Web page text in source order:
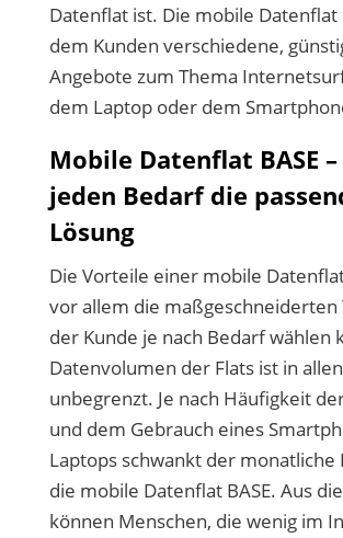
Datenflat ist. Die mobile Datenflat
dem Kunden verschiedene,
Angebote zum Thema
dem Laptop oder dem
Mobile Datenflat BASE
jeden Bedarf die
Lösung
Die Vorteile einer mobile Datenflat
vor allem die maßgeschneiderten
der Kunde je nach Bedarf wählen
Datenvolumen der Flats ist in
unbegrenzt. Je nach Häufigkeit
und dem Gebrauch eines
Laptops schwankt der monatliche
die mobile Datenflat BASE. Aus
können Menschen, die wenig im